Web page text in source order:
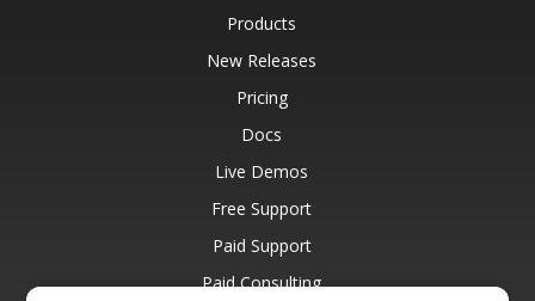
Products
New Releases
Pricing
Docs
Live Demos
Free Support
Paid Support
Paid Consulting